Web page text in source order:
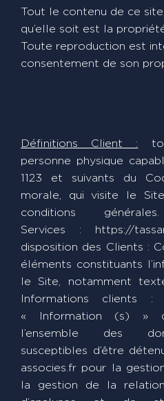
Tout le contenu de ce
qu’elle soit est la
Toute reproduction est
consentement de son
Définitions Client :
personne physique
1123 et suivants du
morale, qui visite le
conditions
Services : https://
disposition des Clients :
éléments constituants
le Site, notamment
Informations clients
« Information (s) »
l’ensemble des
susceptibles d’être
associes.fr pour la
la gestion de la